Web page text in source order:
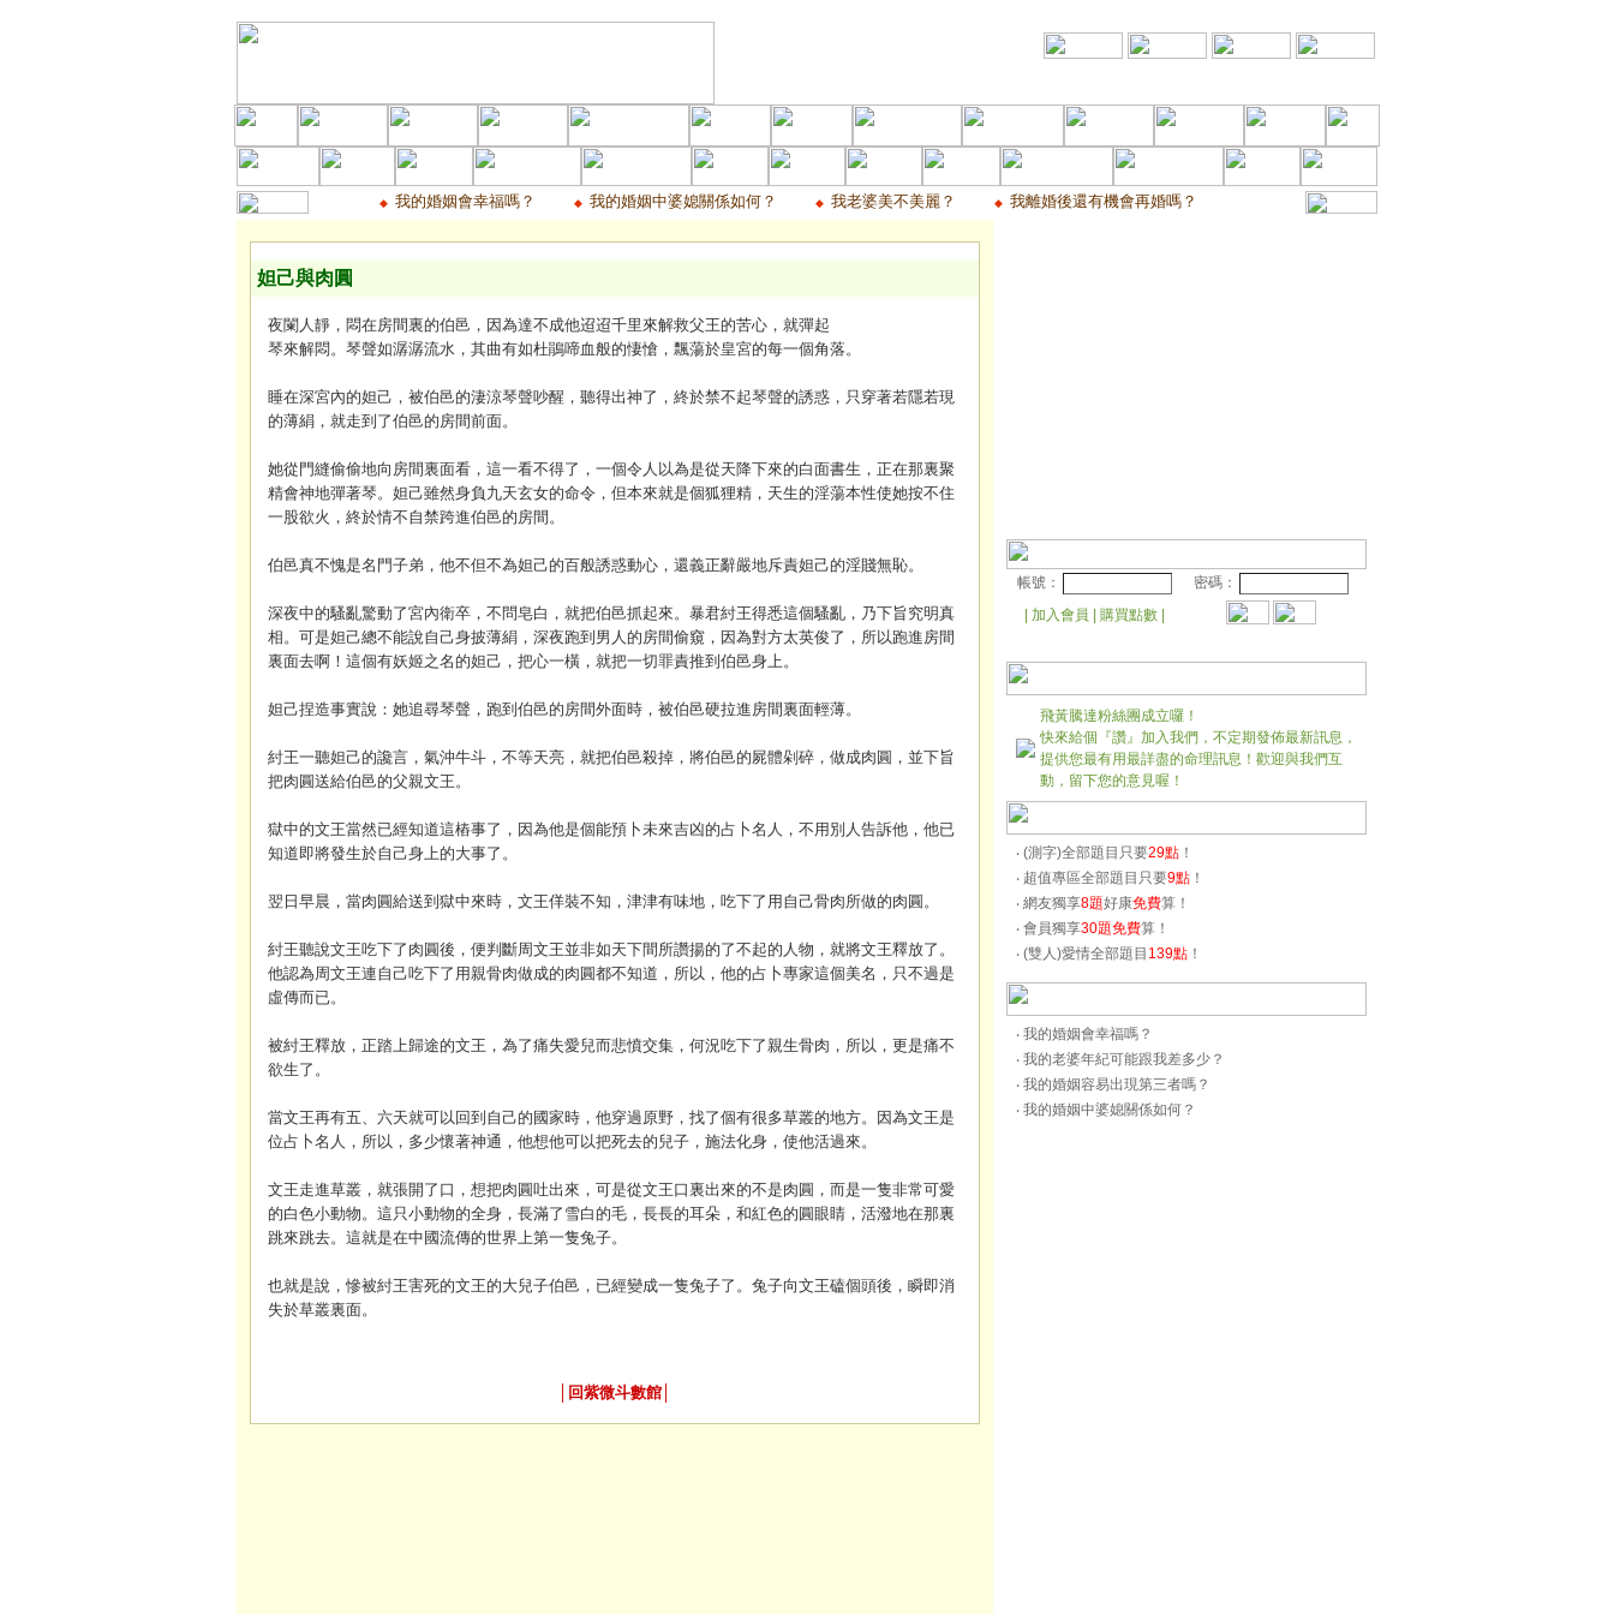
◆ 我的婚姻會幸福嗎？ ◆ 我的婚姻中婆媳關係如何？ ◆ 我老婆美不美麗？ ◆ 我離婚後還有機會再婚嗎？
妲己與肉圓
夜闌人靜，悶在房間裏的伯邑，因為達不成他迢迢千里來解救父王的苦心，就彈起
琴來解悶。琴聲如潺潺流水，其曲有如杜鵑啼血般的悽愴，飄蕩於皇宮的每一個角落。
睡在深宮內的妲己，被伯邑的淒涼琴聲吵醒，聽得出神了，終於禁不起琴聲的誘惑，只穿著若隱若現
的薄絹，就走到了伯邑的房間前面。
她從門縫偷偷地向房間裏面看，這一看不得了，一個令人以為是從天降下來的白面書生，正在那裏聚
精會神地彈著琴。妲己雖然身負九天玄女的命令，但本來就是個狐狸精，天生的淫蕩本性使她按不住
一股欲火，終於情不自禁跨進伯邑的房間。
伯邑真不愧是名門子弟，他不但不為妲己的百般誘惑動心，還義正辭嚴地斥責妲己的淫賤無恥。
深夜中的騷亂驚動了宮內衛卒，不問皂白，就把伯邑抓起來。 暴君紂王得悉這個騷亂，乃下旨究明真
相。可是妲己總不能說自己身披薄絹，深夜跑到男人的房間偷窺，因為對方太英俊了，所以跑進房間
裏面去啊！這個有妖姬之名的妲己，把心一橫，就把一切罪責推到伯邑身上。
妲己捏造事實說：她追尋琴聲，跑到伯邑的房間外面時，被伯邑硬拉進房間裏面輕薄。
紂王一聽妲己的讒言，氣沖牛斗，不等天亮，就把伯邑殺掉，將伯邑的屍體剁碎，做成肉圓，並下旨
把肉圓送給伯邑的父親文王。
獄中的文王當然已經知道這樁事了，因為他是個能預卜未來吉凶的占卜名人，不用別人告訴他，他已
知道即將發生於自己身上的大事了。
翌日早晨，當肉圓給送到獄中來時，文王佯裝不知，津津有味地，吃下了用自己骨肉所做的肉圓。
紂王聽說文王吃下了肉圓後，便判斷周文王並非如天下間所讚揚的了不起的人物，就將文王釋放了。
他認為周文王連自己吃下了用親骨肉做成的肉圓都不知道，所以，他的占卜專家這個美名，只不過是
虛傳而已。
被紂王釋放，正踏上歸途的文王，為了痛失愛兒而悲憤交集，何況吃下了親生骨肉，所以，更是痛不
欲生了。
當文王再有五、六天就可以回到自己的國家時，他穿過原野，找了個有很多草叢的地方。因為文王是
位占卜名人，所以，多少懷著神通，他想他可以把死去的兒子，施法化身，使他活過來。
文王走進草叢，就張開了口，想把肉圓吐出來，可是從文王口裏出來的不是肉圓，而是一隻非常可愛
的白色小動物。這只小動物的全身，長滿了雪白的毛，長長的耳朵，和紅色的圓眼睛，活潑地在那裏
跳來跳去。這就是在中國流傳的世界上第一隻兔子。
也就是說，慘被紂王害死的文王的大兒子伯邑，已經變成一隻兔子了。兔子向文王磕個頭後，瞬即消
失於草叢裏面。
回紫微斗數館
帳號：
密碼：
加入會員 購買點數
飛黃騰達粉絲團成立囉！
快來給個『讚』加入我們，不定期發佈最新訊息，
提供您最有用最詳盡的命理訊息！歡迎與我們互
動，留下您的意見喔！
‧ (測字)全部題目只要29點 ！
‧ 超值專區全部題目只要9點 ！
‧ 網友獨享8題好康免費算！
‧ 會員獨享30題免費算！
‧ (雙人)愛情全部題目 139點 ！
‧ 我的婚姻會幸福嗎？
‧ 我的老婆年紀可能跟我差多少？
‧ 我的婚姻容易出現第三者嗎？
‧ 我的婚姻中婆媳關係如何？